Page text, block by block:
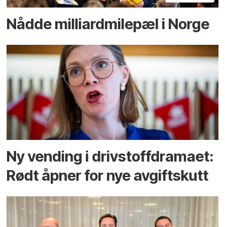
Nådde milliard­­milepæl i Norge
Ny vending i drivstoffdramaet:
Rødt åpner for nye avgiftskutt